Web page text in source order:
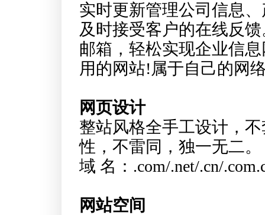
实时更新管理公司信息
及时接受客户的在线反
邮箱，轻松实现企业信
用的网站!属于自己的
网页设计
整站风格全手工设计，
性，不雷同，独一无二。
域 名：.com/.net/.cn/
网站空间